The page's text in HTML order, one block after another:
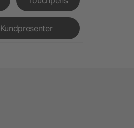
Kundpresenter